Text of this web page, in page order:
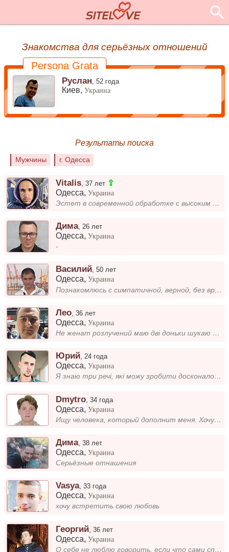
Знакомства для серьёзных отношений
Persona Grata
Руслан ,52 года
Киев,Украина
Результаты поиска
Мужчины г. Одесса
Vitalis ,37 лет ⇪
Одесса,Украина
Эстет в современной обработке с высоким уровнем ответственности. Приветствую спокойствие, размеренность и благоразумие.
Дима, 26 лет
Одесса,Украина
-
Василий,50 лет
Одесса,Украина
Познакомлюсь с симпатичной, верной, без вредных привычек, доброй девушкой для создания семьи.
Лео ,36 лет
Одесса,Украина
Не женат розлучений маю дві доньки шукаю жінку для серйозних стосунків
Юрий 24 года
Одесса,Украина
Я знаю три речі, які можу зробити досконало: приготувати смачне смажене м’ясо, зробити людину щасливою навіть у найпогір...
Dmytro ,34 года
Одесса,Украина
Ищу человека, который дополнит меня. Хочу именно баланса, этого не хватает многим, в том числе и мне....
Дима,38 лет
Одесса,Украина
Серьёзные отнашения
Vasya,33 года
Одесса,Украина
хочу встретить свою любовь
Георгий ,36 лет
Одесса,Украина
О себе не люблю говорить, если что сами спрашиваите